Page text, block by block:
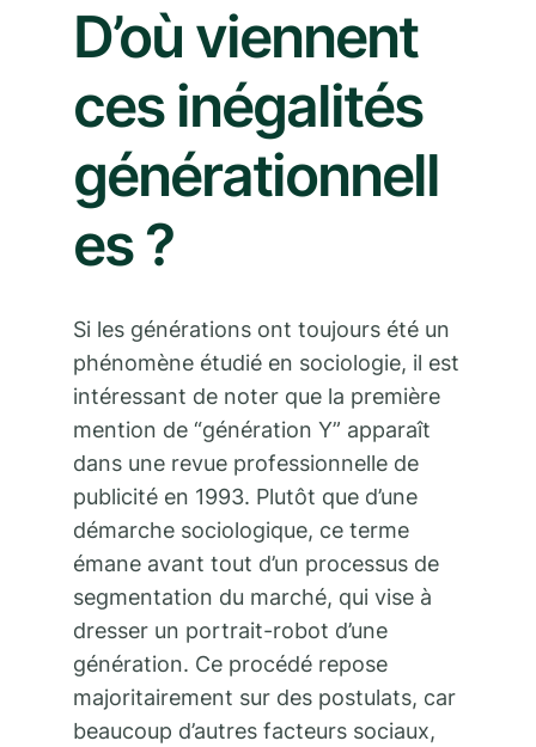
D’où viennent
ces inégalités
générationnell
es ?
Si les générations ont toujours été un
phénomène étudié en sociologie, il est
intéressant de noter que la première
mention de “génération Y” apparaît
dans une revue professionnelle de
publicité en 1993. Plutôt que d’une
démarche sociologique, ce terme
émane avant tout d’un processus de
segmentation du marché, qui vise à
dresser un portrait-robot d’une
génération. Ce procédé repose
majoritairement sur des postulats, car
beaucoup d’autres facteurs sociaux,